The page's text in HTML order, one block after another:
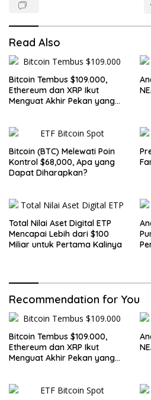
Read Also
Bitcoin Tembus $109.000,
Ethereum dan XRP Ikut
Menguat Akhir Pekan yang
Bitcoin (BTC) Melewati Poin
Kontrol $68,000, Apa yang
Dapat Diharapkan?
Total Nilai Aset Digital ETP
Mencapai Lebih dari $100
Miliar untuk Pertama Kalinya
Recommendation for You
Bitcoin Tembus $109.000,
Ethereum dan XRP Ikut
Menguat Akhir Pekan yang